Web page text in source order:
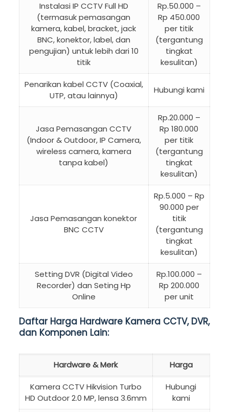
Instalasi IP CCTV Full HD
(termasuk pemasangan
kamera, kabel, bracket, jack
BNC, konektor, label, dan
pengujian) untuk lebih dari 10
titik
Rp.50.000 –
Rp 450.000
per titik
(tergantung
tingkat
kesulitan)
Penarikan kabel CCTV (Coaxial,
UTP, atau lainnya)
Hubungi kami
Jasa Pemasangan CCTV
(Indoor & Outdoor, IP Camera,
wireless camera, kamera
tanpa kabel)
Rp.20.000 –
Rp 180.000
per titik
(tergantung
tingkat
kesulitan)
Jasa Pemasangan konektor
BNC CCTV
Rp.5.000 – Rp
90.000 per
titik
(tergantung
tingkat
kesulitan)
Setting DVR (Digital Video
Recorder) dan Seting Hp
Online
Rp.100.000 –
Rp 200.000
per unit
Daftar Harga Hardware Kamera CCTV, DVR,
dan Komponen Lain:
Hardware & Merk Harga
Kamera CCTV Hikvision Turbo
HD Outdoor 2.0 MP, lensa 3.6mm
Hubungi
kami